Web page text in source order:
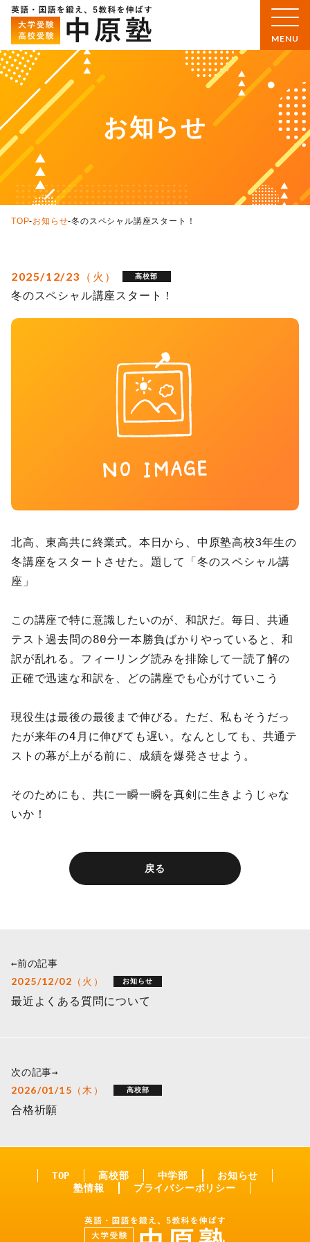
お知らせ
TOP-お知らせ-冬のスペシャル講座スタート！
2025/12/23（火） 高校部
冬のスペシャル講座スタート！
北高、東高共に終業式。本日から、中原塾高校3年生の
冬講座をスタートさせた。題して「冬のスペシャル講
座」
この講座で特に意識したいのが、和訳だ。毎日、共通
テスト過去問の80分一本勝負ばかりやっていると、和
訳が乱れる。フィーリング読みを排除して一読了解の
正確で迅速な和訳を、どの講座でも心がけていこう
現役生は最後の最後まで伸びる。ただ、私もそうだっ
たが来年の4月に伸びても遅い。なんとしても、共通テ
ストの幕が上がる前に、成績を爆発させよう。
そのためにも、共に一瞬一瞬を真剣に生きようじゃな
いか！
戻る
←前の記事
2025/12/02（火） お知らせ
最近よくある質問について
次の記事→
2026/01/15（木） 高校部
合格祈願
TOP 高校部 中学部
お知らせ
塾情報
プライバシーポリシー